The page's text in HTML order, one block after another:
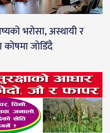
भरोसा, अस्थायी र
कोषमा जोडिँदै